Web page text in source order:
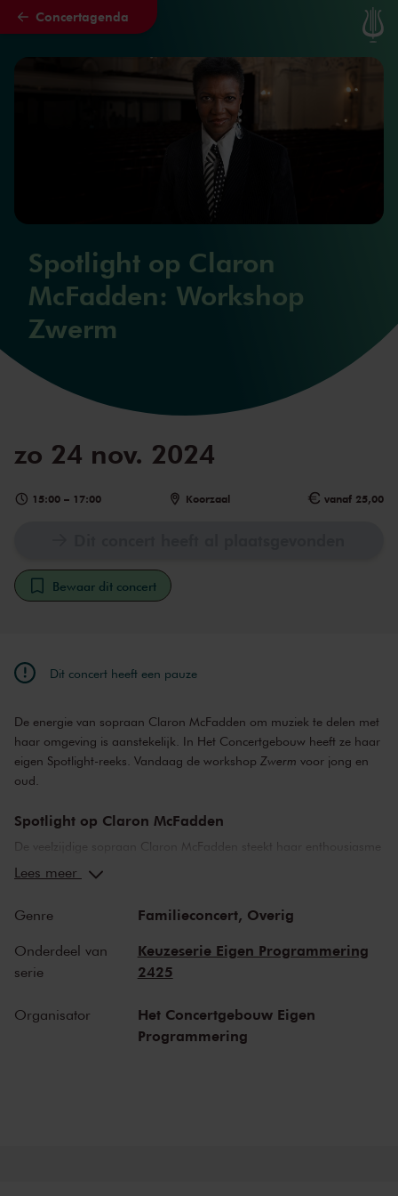
Naar hoofdcontent
Concertagenda
Spotlight op Claron
McFadden: Workshop
Zwerm
zo 24 nov. 2024
15:00 – 17:00 Koorzaal vanaf 25,00
Bewaar dit concert
Dit concert heeft een pauze
De energie van sopraan Claron McFadden om muziek te delen met
haar omgeving is aanstekelijk. In Het Concertgebouw heeft ze haar
eigen Spotlight-reeks. Vandaag de workshop Zwerm voor jong en
oud.
Spotlight op Claron McFadden
De veelzijdige sopraan Claron McFadden steekt haar enthousiasme
voor het vak niet onder stoelen of banken. Haar energie om de
verrassende invulling. ‘Ik voel me zeer rijk met deze vier
programma’s. De meeste zangeressen van boven de zestig zingen
niet meer, maar ik weet niet beter en zit vol ideeën.’ Het
programma van vandaag is een workshop voor jong en oud.
Zwerm
Claron McFadden: ‘In de workshop Zwerm
Lees meer
Genre Familieconcert, Overig
Onderdeel van
serie
Keuzeserie Eigen Programmering
2425
Organisator
Het Concertgebouw Eigen
Programmering